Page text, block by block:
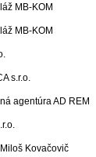
MB-KOM
MB-KOM
s.r.o.
agentúra AD REM
Kovačovič